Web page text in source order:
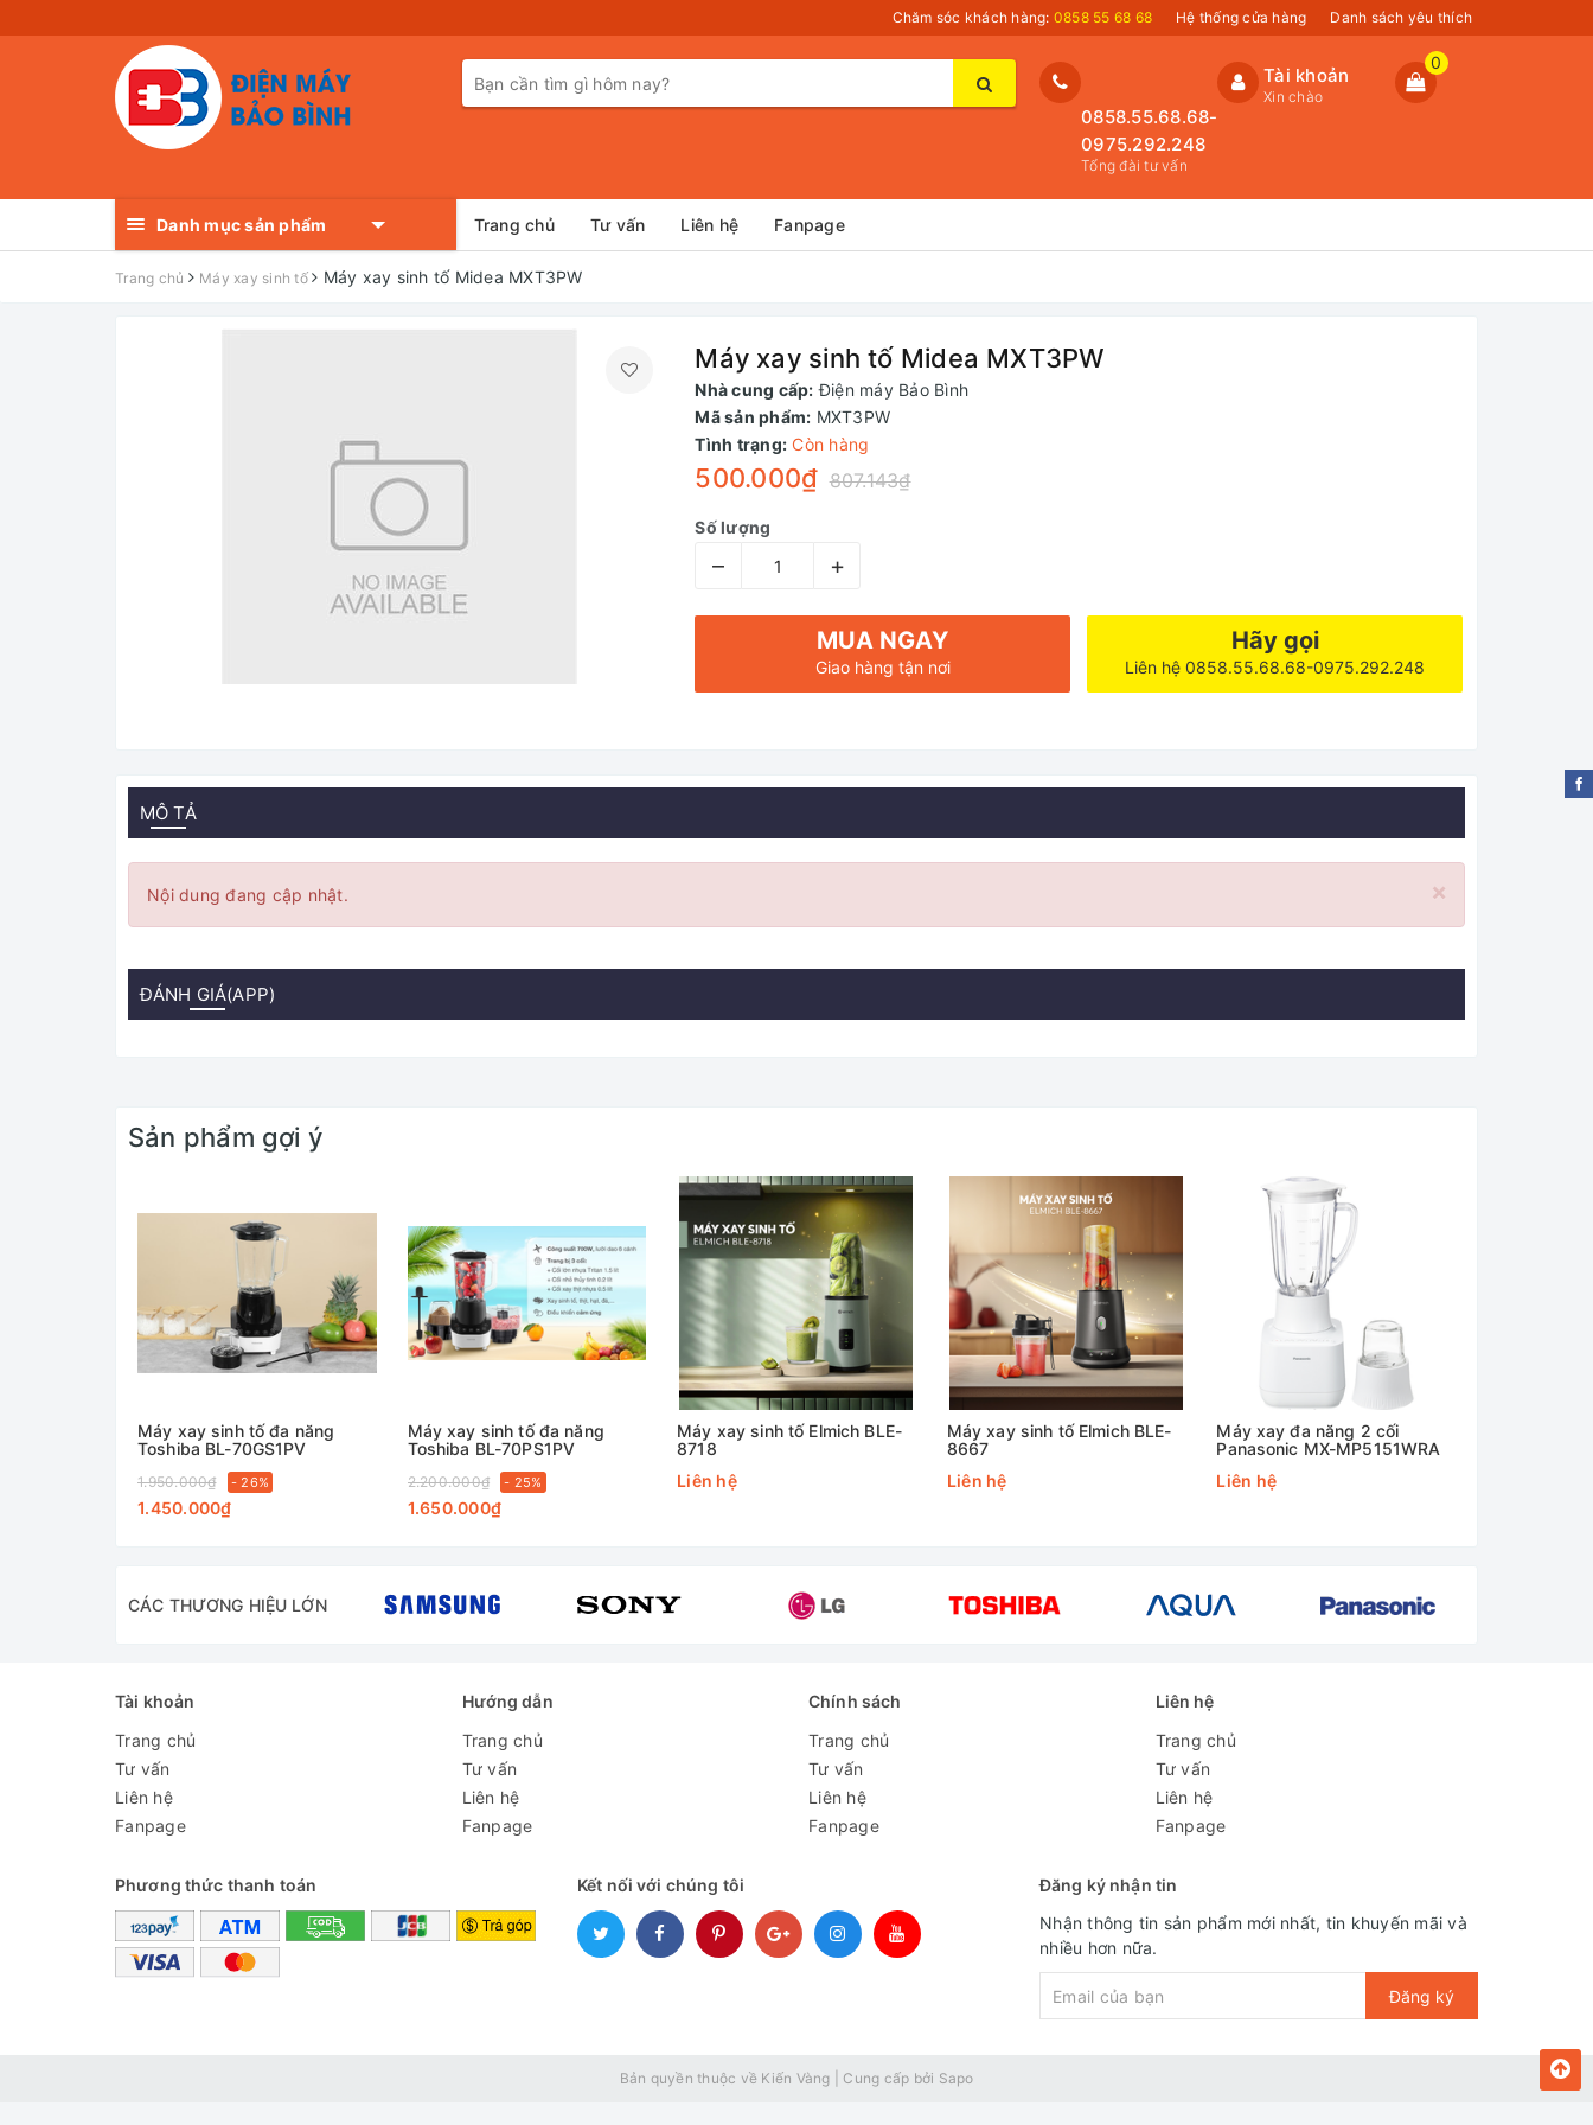
Chăm sóc khách hàng: 0858 55 68 68 Hệ thống cửa hàng Danh sách yêu thích
0858.55.68.68-
0975.292.248
Tổng đài tư vấn
Tài khoản
Xin chào
0
Danh mục sản phẩm Trang chủ Tư vấn Liên hệ Fanpage
Trang chủ Máy xay sinh tố Máy xay sinh tố Midea MXT3PW
Máy xay sinh tố Midea MXT3PW
Nhà cung cấp: Điện máy Bảo Bình
Mã sản phẩm: MXT3PW
Tình trạng: Còn hàng
500.000₫ 807.143₫
Số lượng
– +
MUA NGAY
Giao hàng tận nơi
Hãy gọi
Liên hệ 0858.55.68.68-0975.292.248
MÔ TẢ
×
Nội dung đang cập nhật.
ĐÁNH GIÁ(APP)
Sản phẩm gợi ý
Máy xay sinh tố đa năng
Toshiba BL-70GS1PV
1.950.000₫ - 26%
1.450.000₫
Máy xay sinh tố đa năng
Toshiba BL-70PS1PV
2.200.000₫ - 25%
1.650.000₫
Máy xay sinh tố Elmich BLE-
8718
Liên hệ
Máy xay sinh tố Elmich BLE-
8667
Liên hệ
Máy xay đa năng 2 cối
Panasonic MX-MP5151WRA
Liên hệ
CÁC THƯƠNG HIỆU LỚN
Tài khoản
Trang chủ
Tư vấn
Liên hệ
Fanpage
Hướng dẫn
Trang chủ
Tư vấn
Liên hệ
Fanpage
Chính sách
Trang chủ
Tư vấn
Liên hệ
Fanpage
Liên hệ
Trang chủ
Tư vấn
Liên hệ
Fanpage
Phương thức thanh toán Kết nối với chúng tôi
Đăng ký nhận tin
Nhận thông tin sản phẩm mới nhất, tin khuyến mãi và
nhiều hơn nữa.
Đăng ký
Bản quyền thuộc về Kiến Vàng Cung cấp bởi Sapo